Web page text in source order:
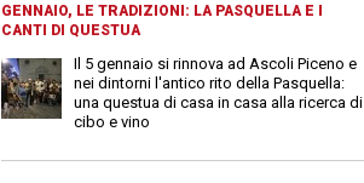
GENNAIO, LE TRADIZIONI: LA PASQUELLA E I
CANTI DI QUESTUA
Il 5 gennaio si rinnova ad Ascoli Piceno e
nei dintorni l'antico rito della Pasquella:
una questua di casa in casa alla ricerca di
cibo e vino